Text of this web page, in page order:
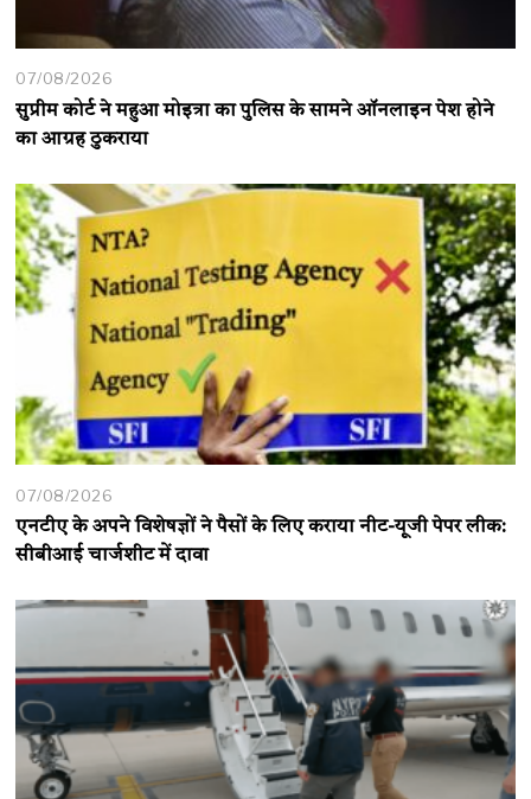
07/08/2026
सुप्रीम कोर्ट ने महुआ मोइत्रा का पुलिस के सामने ऑनलाइन पेश होने
का आग्रह ठुकराया
07/08/2026
एनटीए के अपने विशेषज्ञों ने पैसों के लिए कराया नीट-यूजी पेपर लीक:
सीबीआई चार्जशीट में दावा